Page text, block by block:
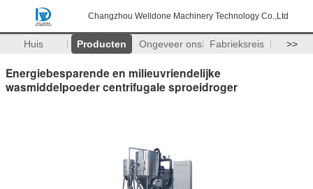
Changzhou Welldone Machinery Technology Co.,Ltd
Huis Producten Ongeveer ons Fabrieksreis >>
Energiebesparende en milieuvriendelijke
wasmiddelpoeder centrifugale sproeidroger